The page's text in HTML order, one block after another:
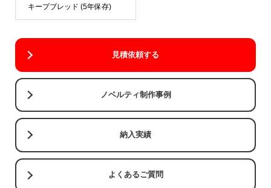
キープブレッド (5年保存)
見積依頼する
ノベルティ制作事例
納入実績
よくあるご質問